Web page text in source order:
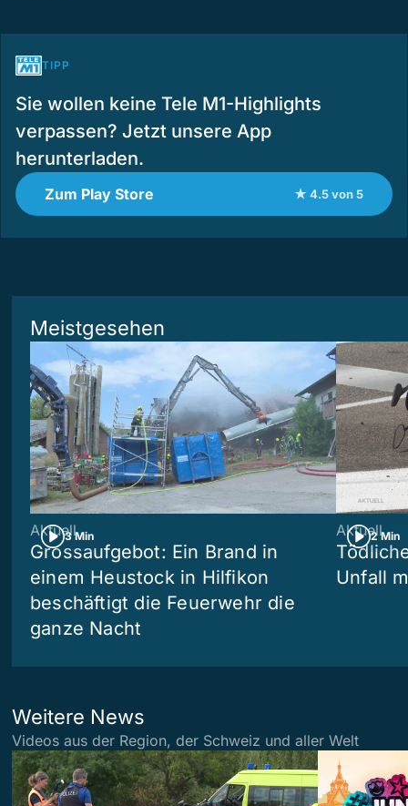
TIPP
Sie wollen keine Tele M1-Highlights
verpassen? Jetzt unsere App
herunterladen.
Zum Play Store ★ 4.5 von 5
Meistgesehen
3 Min
Aktuell
Grossaufgebot: Ein Brand in
einem Heustock in Hilfikon
beschäftigt die Feuerwehr die
ganze Nacht
2 Min
Aktuell
Unfall
Weitere News
Videos aus der Region, der Schweiz und aller Welt